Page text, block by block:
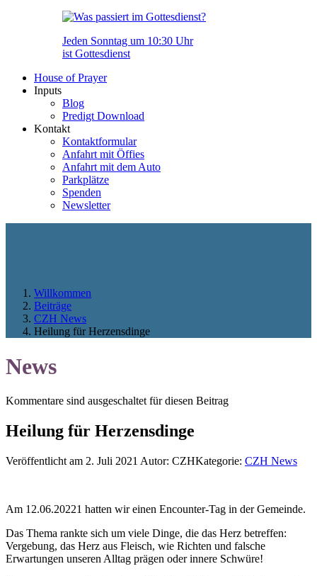
Jeden Sonntag um 10:30 Uhr
ist Gottesdienst
House of Prayer
Inputs
Blog
Predigt Download
Kontakt
Kontaktformular
Anfahrt mit Öffies
Anfahrt mit dem Auto
Parkplätze
Spenden
Newsletter
Willkommen
Beiträge
CZH News
Heilung für Herzensdinge
News
Kommentare sind ausgeschaltet für diesen Beitrag
Heilung für Herzensdinge
Veröffentlicht am 2. Juli 2021 Autor: CZHKategorie: CZH News
Am 12.06.20221 hatten wir einen Encounter-Tag in der Gemeinde.
Das Thema rankte sich um viele Dinge, die das Herz betreffen:
Vergebung, das Herz aus Fleisch, wie Richten und falsche
Erwartungen unseren Alltag prägen oder innere Schwüre!